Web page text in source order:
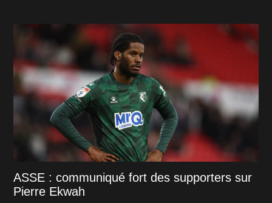
ASSE : communiqué fort des supporters sur
Pierre Ekwah